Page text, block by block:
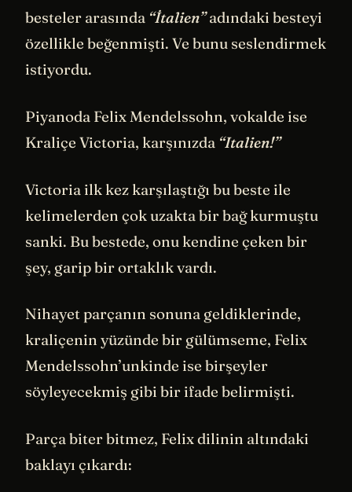
besteler arasında “İtalien”adındaki besteyi
özellikle beğenmişti. Ve bunu seslendirmek
istiyordu.
Piyanoda Felix Mendelssohn, vokalde ise
Kraliçe Victoria, karşınızda “Italien!”
Victoria ilk kez karşılaştığı bu beste ile
kelimelerden çok uzakta bir bağ kurmuştu
sanki. Bu bestede, onu kendine çeken bir
şey, garip bir ortaklık vardı.
Nihayet parçanın sonuna geldiklerinde,
kraliçenin yüzünde bir gülümseme, Felix
Mendelssohn’unkinde ise birşeyler
söyleyecekmiş gibi bir ifade belirmişti.
Parça biter bitmez, Felix dilinin altındaki
baklayı çıkardı: